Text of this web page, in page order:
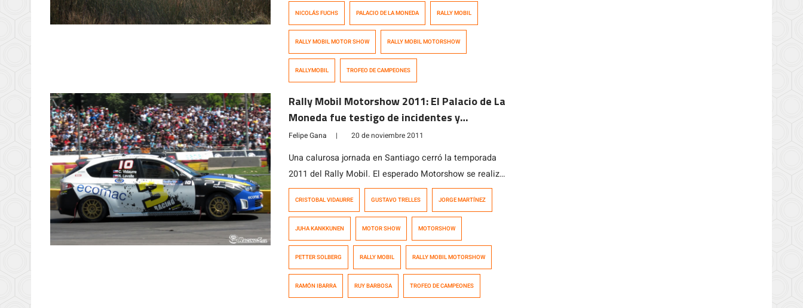
en Santiago. El «Trofeo» será nuevamente el evento
final del Motorshow y enfrentará a cuatro de los
mejores pilotos […]
NICOLÁS FUCHS PALACIO DE LA MONEDA RALLY MOBIL
RALLY MOBIL MOTOR SHOW RALLY MOBIL MOTORSHOW
RALLYMOBIL TROFEO DE CAMPEONES
Rally Mobil Motorshow 2011: El Palacio de La
Moneda fue testigo de incidentes y
emocionantes definiciones
Felipe Gana | 20 de noviembre 2011
Una calurosa jornada en Santiago cerró la temporada
2011 del Rally Mobil. El esperado Motorshow se realizó
en un trabado circuito «paralelo» al estilo Super-Prime
más importantes por definir, el Trofeo de Naciones
anual con […]
CRISTOBAL VIDAURRE GUSTAVO TRELLES JORGE MARTÍNEZ
JUHA KANKKUNEN MOTOR SHOW MOTORSHOW
PETTER SOLBERG RALLY MOBIL RALLY MOBIL MOTORSHOW
RAMÓN IBARRA RUY BARBOSA TROFEO DE CAMPEONES